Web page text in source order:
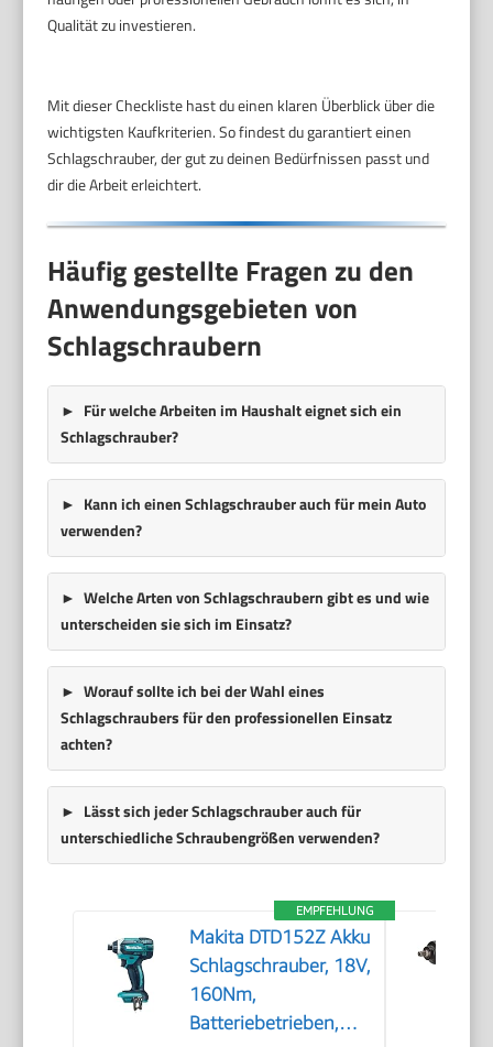
Qualität zu investieren.
Mit dieser Checkliste hast du einen klaren Überblick über die
wichtigsten Kaufkriterien. So findest du garantiert einen
Schlagschrauber, der gut zu deinen Bedürfnissen passt und
dir die Arbeit erleichtert.
Häufig gestellte Fragen zu den
Anwendungsgebieten von
Schlagschraubern
Für welche Arbeiten im Haushalt eignet sich ein
Schlagschrauber?
Kann ich einen Schlagschrauber auch für mein Auto
verwenden?
Welche Arten von Schlagschraubern gibt es und wie
unterscheiden sie sich im Einsatz?
Worauf sollte ich bei der Wahl eines
Schlagschraubers für den professionellen Einsatz
achten?
Lässt sich jeder Schlagschrauber auch für
unterschiedliche Schraubengrößen verwenden?
EMPFEHLUNG
Makita DTD152Z Akku
Schlagschrauber, 18V,
160Nm,
Batteriebetrieben,